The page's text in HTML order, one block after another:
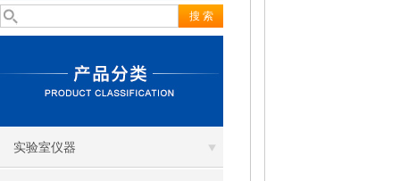
实验室仪器